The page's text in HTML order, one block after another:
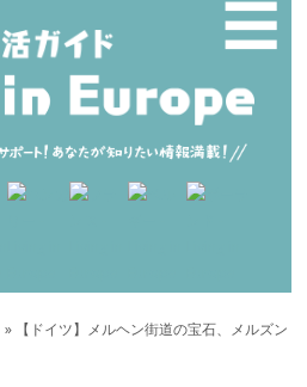
☰
» 【ドイツ】メルヘン街道の宝石、メルズン